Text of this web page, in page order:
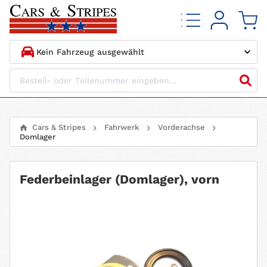
1. HERSTELLER
3. BAUJAHR
4. MOTORTYP
Cars & Stripes Fahrwerk
Vorderachse
Domlager
Federbeinlager (Domlager), vorn